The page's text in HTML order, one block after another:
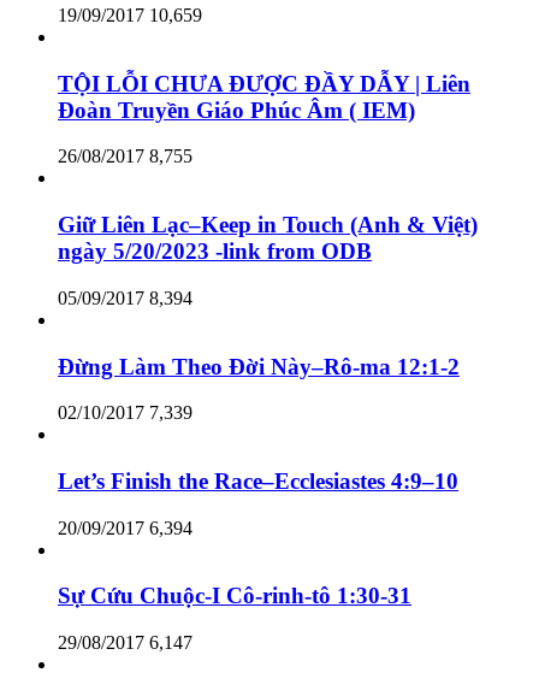
19/09/2017 10,659
TỘI LỖI CHƯA ĐƯỢC ĐẦY DẪY | Liên
Đoàn Truyền Giáo Phúc Âm ( IEM)
26/08/2017 8,755
Giữ Liên Lạc–Keep in Touch (Anh & Việt)
ngày 5/20/2023 -link from ODB
05/09/2017 8,394
Đừng Làm Theo Đời Này–Rô-ma 12:1-2
02/10/2017 7,339
Let’s Finish the Race–Ecclesiastes 4:9–10
20/09/2017 6,394
Sự Cứu Chuộc-I Cô-rinh-tô 1:30-31
29/08/2017 6,147